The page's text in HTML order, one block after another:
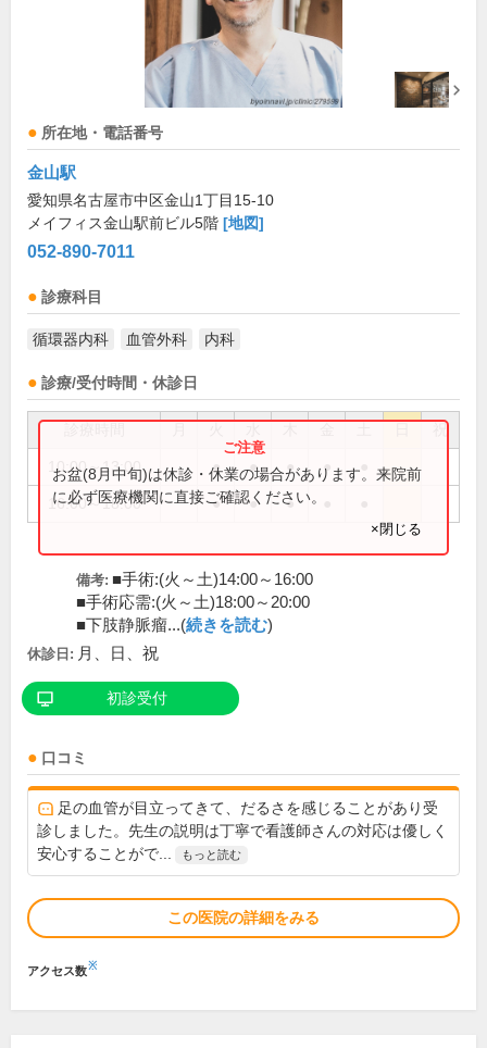
所在地・電話番号
金山駅
愛知県名古屋市中区金山1丁目15-10
メイフィス金山駅前ビル5階 [地図]
052-890-7011
診療科目
循環器内科 血管外科 内科
診療/受付時間・休診日
祝
10:00～13:00 ● ● ● ●
16:00～18:00 ● ● ●
お盆(8月中旬)は休診・休業の場合があります。来院前
に必ず医療機関に直接ご確認ください。
×閉じる
備考: ■手術:(火～土)14:00～16:00
■手術応需:(火～土)18:00～20:00
■下肢静脈瘤...(続きを読む)
休診日: 月、日、祝
初診受付
口コミ
足の血管が目立ってきて、だるさを感じることがあり受
診しました。先生の説明は丁寧で看護師さんの対応は優しく
安心することがで...
もっと読む
この医院の詳細をみる
アクセス数※